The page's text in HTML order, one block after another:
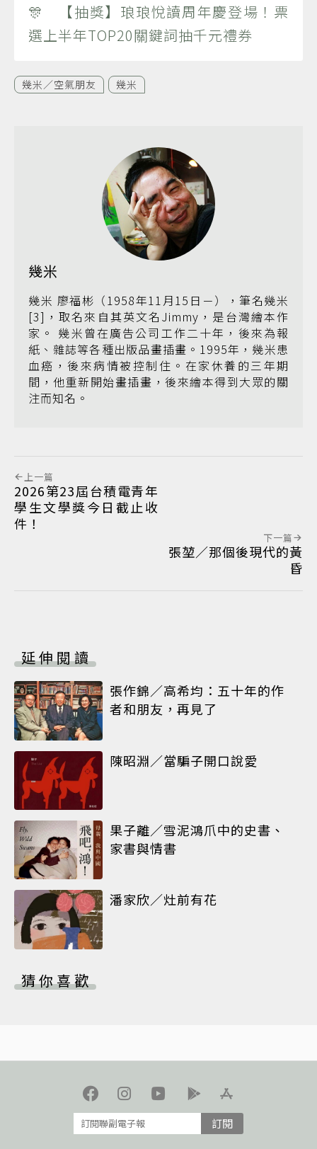
🎊 【抽獎】琅琅悅讀周年慶登場！票
選上半年TOP20關鍵詞抽千元禮券
幾米／空氣朋友 幾米
幾米
幾米 廖福彬（1958年11月15日－），筆名幾米
[3]，取名來自其英文名Jimmy，是台灣繪本作
家。 幾米曾在廣告公司工作二十年，後來為報
紙、雜誌等各種出版品畫插畫。1995年，幾米患
血癌，後來病情被控制住。在家休養的三年期
間，他重新開始畫插畫，後來繪本得到大眾的關
注而知名。
上一篇
2026第23屆台積電青年
學生文學獎今日截止收
件！
下一篇
張堃／那個後現代的黃
昏
延伸閱讀
張作錦／高希均：五十年的作
者和朋友，再見了
陳昭淵／當騙子開口說愛
果子離／雪泥鴻爪中的史書、
家書與情書
潘家欣／灶前有花
猜你喜歡
訂閱